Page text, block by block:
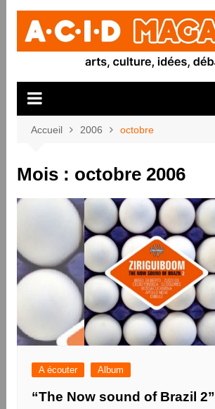
Aller
contenu
Accueil 2006 octobre
Mois : octobre 2006
A écouter Album
“The Now sound of Brazil 2”